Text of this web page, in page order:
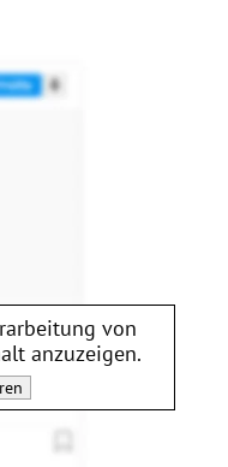
von
anzuzeigen.